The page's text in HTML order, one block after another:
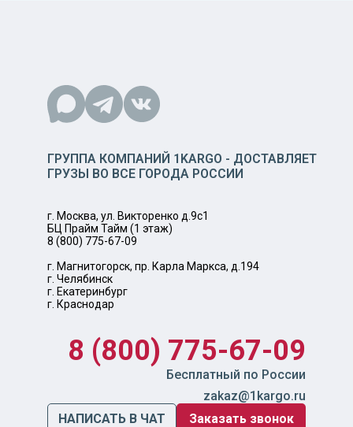
ГРУППА КОМПАНИЙ 1KARGO - ДОСТАВЛЯЕТ
ГРУЗЫ ВО ВСЕ ГОРОДА РОССИИ
г. Москва, ул. Викторенко д.9с1
БЦ Прайм Тайм (1 этаж)
8 (800) 775-67-09
г. Магнитогорск, пр. Карла Маркса, д.194
г. Челябинск
г. Екатеринбург
г. Краснодар
8 (800) 775-67-09
Бесплатный по России
zakaz@1kargo.ru
НАПИСАТЬ В ЧАТ
Заказать звонок